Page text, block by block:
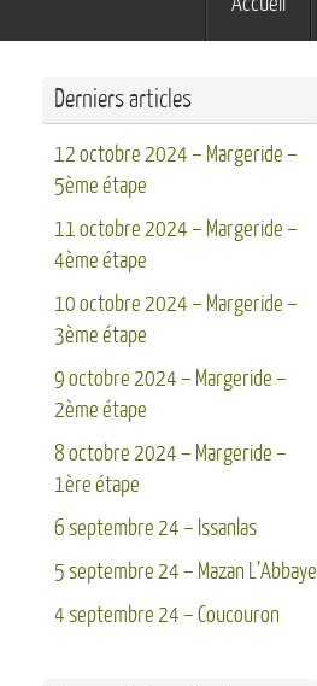
Derniers articles
12 octobre 2024 – Margeride –
5ème étape
11 octobre 2024 – Margeride –
4ème étape
10 octobre 2024 – Margeride –
3ème étape
9 octobre 2024 – Margeride –
2ème étape
8 octobre 2024 – Margeride –
1ère étape
6 septembre 24 – Issanlas
5 septembre 24 – Mazan L’Abbaye
4 septembre 24 – Coucouron